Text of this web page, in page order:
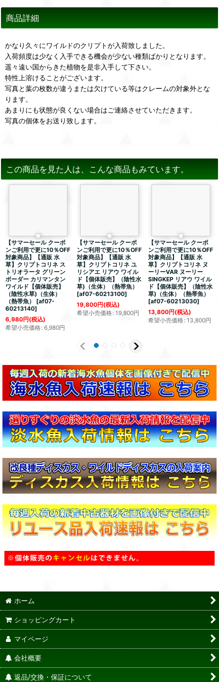
商品詳細
かなり久々にワイルドのクリプトが入荷致しました。
入荷頻度は少なく入手できる機会が少ない種類ばかりとなります。
遥々遠い国からきた植物を是非入手して下さい。
特性上溶けることがございます。
写真と葉の枚数が違うまたは欠けている等はクレームの対象外とな
ります。
あまりにも状態が良くない場合はご連絡させていただきます。
写真の個体をお送り致します。
この商品を見た人は、こんな商品もみています。
【サマーセール クーポ
ンご利用で更に10％OFF
対象商品】【通販 水
草】クリプトコリネ ス
トリオラータ グリーン
ボーダー カリマンタン
ワイルド【個体販売】
（陰性水草)（生体）
（熱帯魚）
[af07-
60213140]
6,980円(税込)
希望小売価格: 6,980円
【サマーセール クーポ
ンご利用で更に10％OFF
対象商品】【通販 水
草】クリプトコリネ ユ
リシアエ リアウ ワイル
ド【個体販売】（陰性水
草)（生体）（熱帯魚）
[af07-60213100]
19,800円(税込)
希望小売価格: 19,800円
【サマーセール クーポ
ンご利用で更に10％OFF
対象商品】【通販 水
草】クリプトコリネ ヌ
ーリーVAR ヌーリー
SINGKEP リアウ ワイル
ド【個体販売】（陰性水
草)（生体）（熱帯魚）
[af07-60213030]
13,800円(税込)
希望小売価格: 13,800円
ホーム
ショッピングカート
マイページ
会社概要
返品/交換・保証について